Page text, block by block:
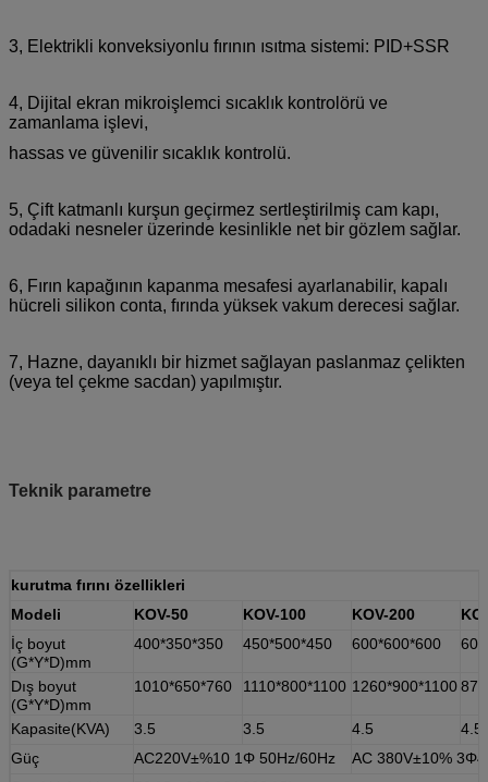
3, Elektrikli konveksiyonlu fırının ısıtma sistemi: PID+SSR
4, Dijital ekran mikroişlemci sıcaklık kontrolörü ve
zamanlama işlevi,
hassas ve güvenilir sıcaklık kontrolü.
5, Çift katmanlı kurşun geçirmez sertleştirilmiş cam kapı,
odadaki nesneler üzerinde kesinlikle net bir gözlem sağlar.
6, Fırın kapağının kapanma mesafesi ayarlanabilir, kapalı
hücreli silikon conta, fırında yüksek vakum derecesi sağlar.
7, Hazne, dayanıklı bir hizmet sağlayan paslanmaz çelikten
(veya tel çekme sacdan) yapılmıştır.
Teknik parametre
kurutma fırını özellikleri
Modeli
KOV-50 KOV-100 KOV-200
İç boyut
(G*Y*D)mm
400*350*350 450*500*450 600*600*600
Dış boyut
(G*Y*D)mm
1010*650*760 1110*800*1100 1260*900*1100
Kapasite(KVA) 3.5 3.5 4.5
4.5
Güç
AC220V±%10 1Φ 50Hz/60Hz
AC 380V±10%